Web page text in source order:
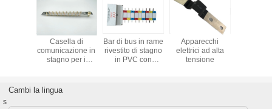
Casella di
comunicazione in
stagno per i
elettrica
Bar di bus in rame
rivestito di stagno
in PVC con
Apparecchi
elettrici ad alta
tensione
Cambi la lingua
s